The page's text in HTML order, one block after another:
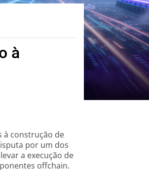
à
à construção de
por um dos
a execução de
offchain.